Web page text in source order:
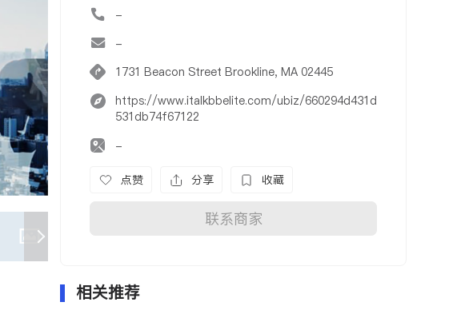
-
-
1731 Beacon Street Brookline, MA 02445
https://www.italkbbelite.com/ubiz/660294d431d
531db74f67122
-
点赞 分享 收藏
联系商家
相关推荐